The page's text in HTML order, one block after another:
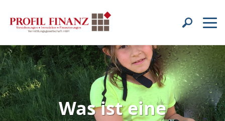
Was ist eine